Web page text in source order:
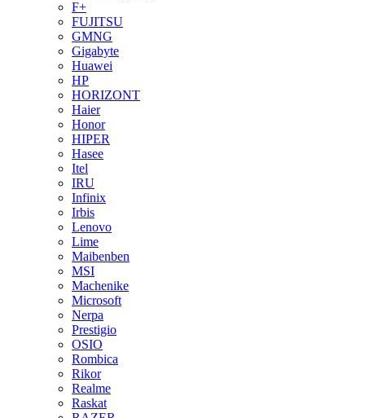
F+
FUJITSU
GMNG
Gigabyte
Huawei
HP
HORIZONT
Haier
Honor
HIPER
Hasee
Itel
IRU
Infinix
Irbis
Lenovo
Lime
Maibenben
MSI
Machenike
Microsoft
Nerpa
Prestigio
OSIO
Rombica
Rikor
Realme
Raskat